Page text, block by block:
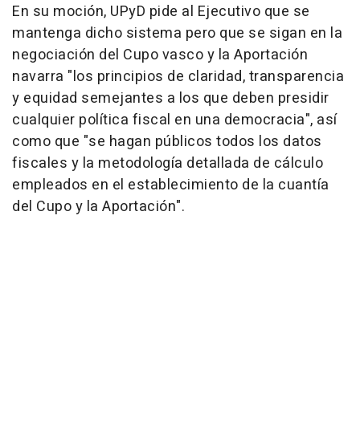
En su moción, UPyD pide al Ejecutivo que se
mantenga dicho sistema pero que se sigan en la
negociación del Cupo vasco y la Aportación
navarra "los principios de claridad, transparencia
y equidad semejantes a los que deben presidir
cualquier política fiscal en una democracia", así
como que "se hagan públicos todos los datos
fiscales y la metodología detallada de cálculo
empleados en el establecimiento de la cuantía
del Cupo y la Aportación".